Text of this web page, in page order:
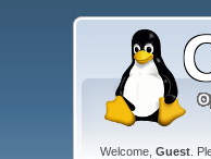
Welcome,Guest .